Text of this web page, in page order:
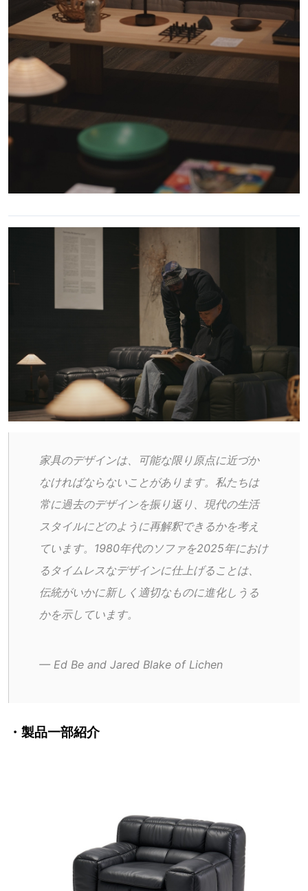
家具のデザインは、可能な限り原点に近づか
なければならないことがあります。私たちは
常に過去のデザインを振り返り、現代の生活
スタイルにどのように再解釈できるかを考え
ています。1980年代のソファを2025年におけ
るタイムレスなデザインに仕上げることは、
伝統がいかに新しく適切なものに進化しうる
かを示しています。
— Ed Be and Jared Blake of Lichen
・製品一部紹介